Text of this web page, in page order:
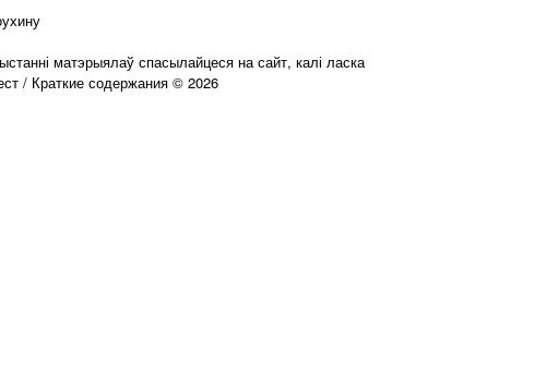
матэрыялаў спасылайцеся на сайт, калі ласка
/ Краткие содержания © 2026